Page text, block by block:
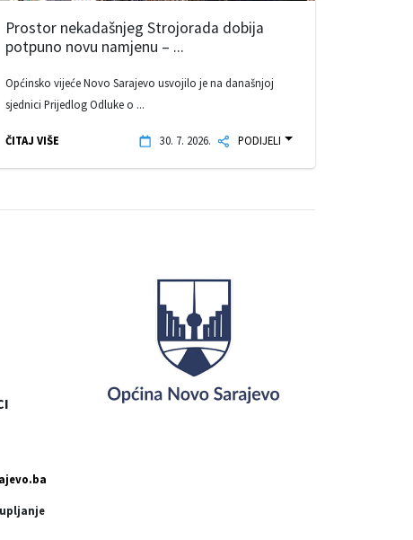
Prostor nekadašnjeg Strojorada dobija
potpuno novu namjenu – ...
Općinsko vijeće Novo Sarajevo usvojilo je na današnjoj
sjednici Prijedlog Odluke o ...
ČITAJ VIŠE 30. 7. 2026. PODIJELI